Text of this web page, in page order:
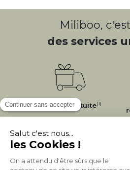
Miliboo,
des services
LivraisonGratuite(1)